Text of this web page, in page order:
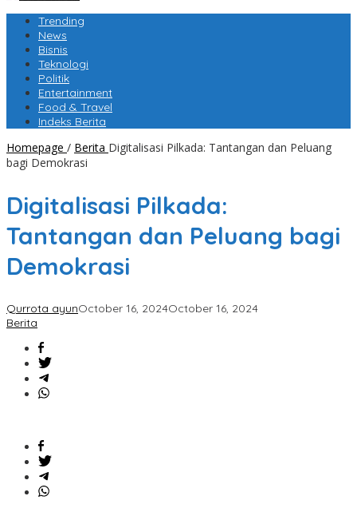
Trending
News
Bisnis
Teknologi
Politik
Entertainment
Food & Travel
Indeks Berita
Homepage / Berita Digitalisasi Pilkada: Tantangan dan Peluang
bagi Demokrasi
Digitalisasi Pilkada:
Tantangan dan Peluang bagi
Demokrasi
Qurrota ayunOctober 16, 2024October 16, 2024
Berita